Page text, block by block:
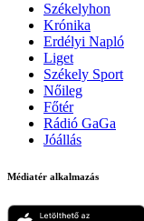
Székelyhon
Krónika
Erdélyi Napló
Liget
Székely Sport
Nőileg
Főtér
Rádió GaGa
Jóállás
Médiatér alkalmazás